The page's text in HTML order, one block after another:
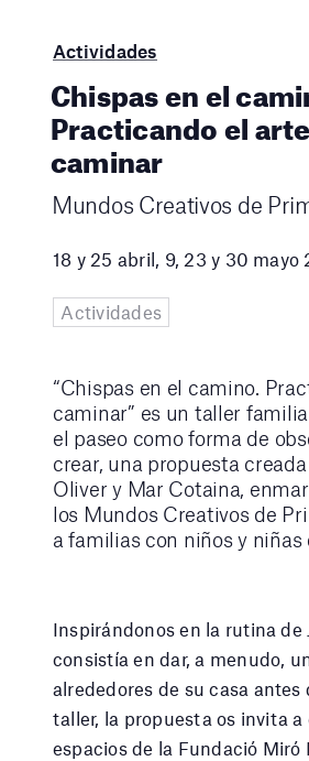
Actividades
Chispas en el
Practicando el
caminar
Mundos Creativos de
18 y 25 abril, 9, 23 y 30 mayo
Actividades
“Chispas en el camino.
caminar” es un taller
el paseo como forma de
crear, una propuesta
Oliver y Mar Cotaina,
los Mundos Creativos de
a familias con niños y niñas
Inspirándonos en la rutina de
consistía en dar, a menudo,
alrededores de su casa antes
taller, la propuesta os invita a
espacios de la Fundació Miró